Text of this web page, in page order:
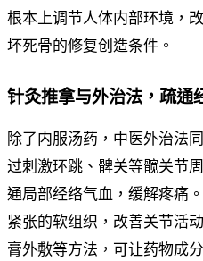
根本上调节人体内部环境，
坏死骨的修复创造条件。
针灸推拿与外治法，疏通
除了内服汤药，中医外治法
过刺激环跳、髀关等髋关节
通局部经络气血，缓解疼痛
紧张的软组织，改善关节活
膏外敷等方法，可让药物成